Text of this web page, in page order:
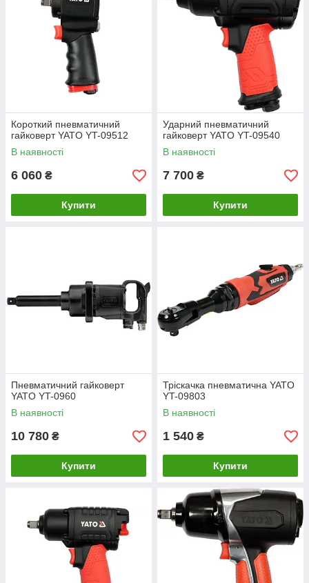
Короткий пневматичний
гайковерт YATO YT-09512
В наявності
6 060 ₴
Купити
Ударний пневматичний
гайковерт YATO YT-09540
В наявності
7 700 ₴
Купити
Пневматичний гайковерт
YATO YT-0960
В наявності
10 780 ₴
Купити
Тріскачка пневматична YATO
YT-09803
В наявності
1 540 ₴
Купити